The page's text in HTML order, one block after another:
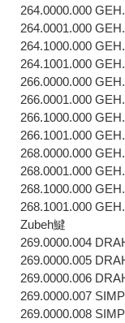
264.0000.000
264.0001.000
264.1000.000
264.1001.000
266.0000.000
266.0001.000
266.1000.000
266.1001.000
268.0000.000
268.0001.000
268.1000.000
268.1001.000
Zubeh鰎
269.0000.004
269.0000.005
269.0000.006
269.0000.007
269.0000.008